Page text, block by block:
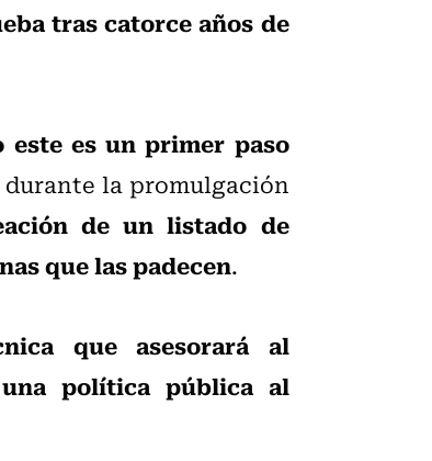
tras catorce años de
este es un primer paso
la promulgación
de un listado de
que las padecen.
que asesorará al
política pública al